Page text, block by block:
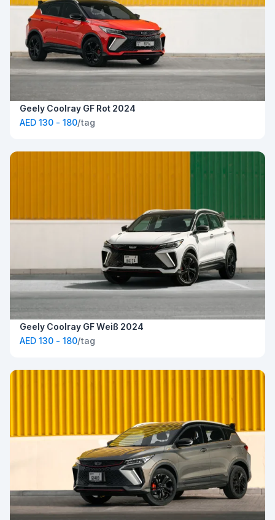
Geely Coolray GF Rot 2024
AED 130 - 180/tag
Geely Coolray GF Weiß 2024
AED 130 - 180/tag